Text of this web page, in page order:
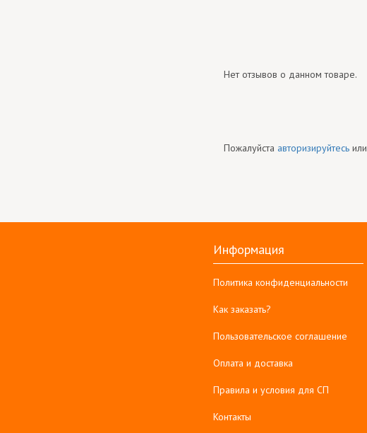
Нет отзывов о данном товаре.
Пожалуйста авторизируйтесь или
Информация
Политика конфиденциальности
Как заказать?
Пользовательское соглашение
Оплата и доставка
Правила и условия для СП
Контакты